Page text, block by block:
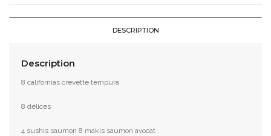
DESCRIPTION
Description
8 californias crevette tempura
8 délices
4 sushis saumon 8 makis saumon avocat